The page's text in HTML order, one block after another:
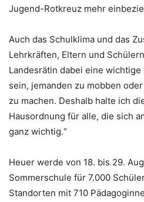
Jugend-Rotkreuz mehr
Auch das Schulklima und das
Lehrkräften, Eltern und
Landesrätin dabei eine wichtige
sein, jemanden zu mobben
zu machen. Deshalb halte ich
Hausordnung für alle, die sich
ganz wichtig.“
Heuer werde von 18. bis 29.
Sommerschule für 7.000
Standorten mit 710